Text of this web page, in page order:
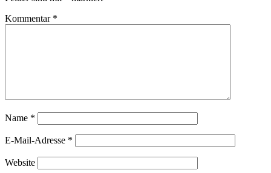
Kommentar *
Name *
E-Mail-Adresse *
Website